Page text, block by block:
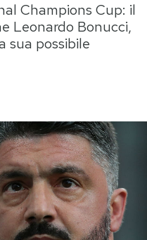
Media
Champions Cup: il
Leonardo Bonucci,
sua possibile